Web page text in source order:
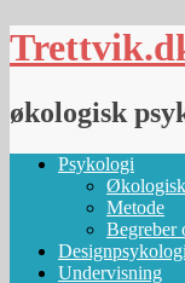
Skip
to
økologisk
Psykologi
Metode
Begreber
Designpsykologi
Undervisning